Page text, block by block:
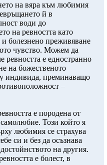
на вяра към любимия
й в
води до
на ревността като
болезнено преживяване
чувство. Можем да
ревността е едностранно
на божественото
индивида, преминаващо
–
е породена от
Този който я
любимия се страхува
си и без да осъзнава
на другия.
е болест, в